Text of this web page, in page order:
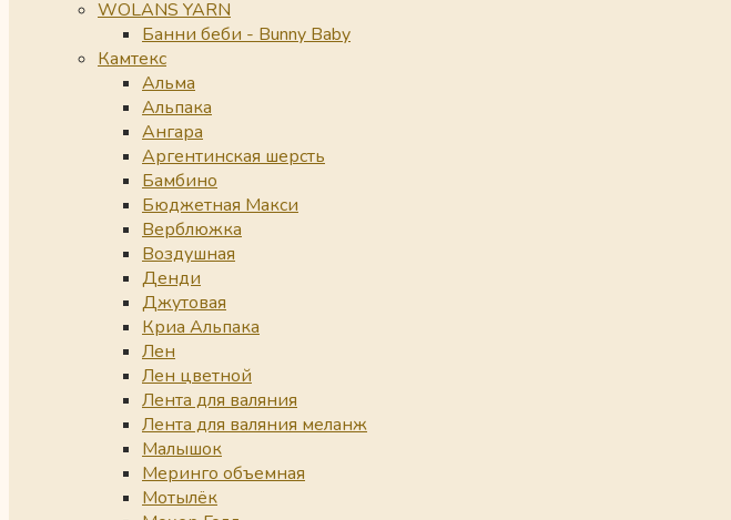
WOLANS YARN
Банни беби - Bunny Baby
Камтекс
Альма
Альпака
Ангара
Аргентинская шерсть
Бамбино
Бюджетная Макси
Верблюжка
Воздушная
Денди
Джутовая
Криа Альпака
Лен
Лен цветной
Лента для валяния
Лента для валяния меланж
Малышок
Меринго объемная
Мотылёк